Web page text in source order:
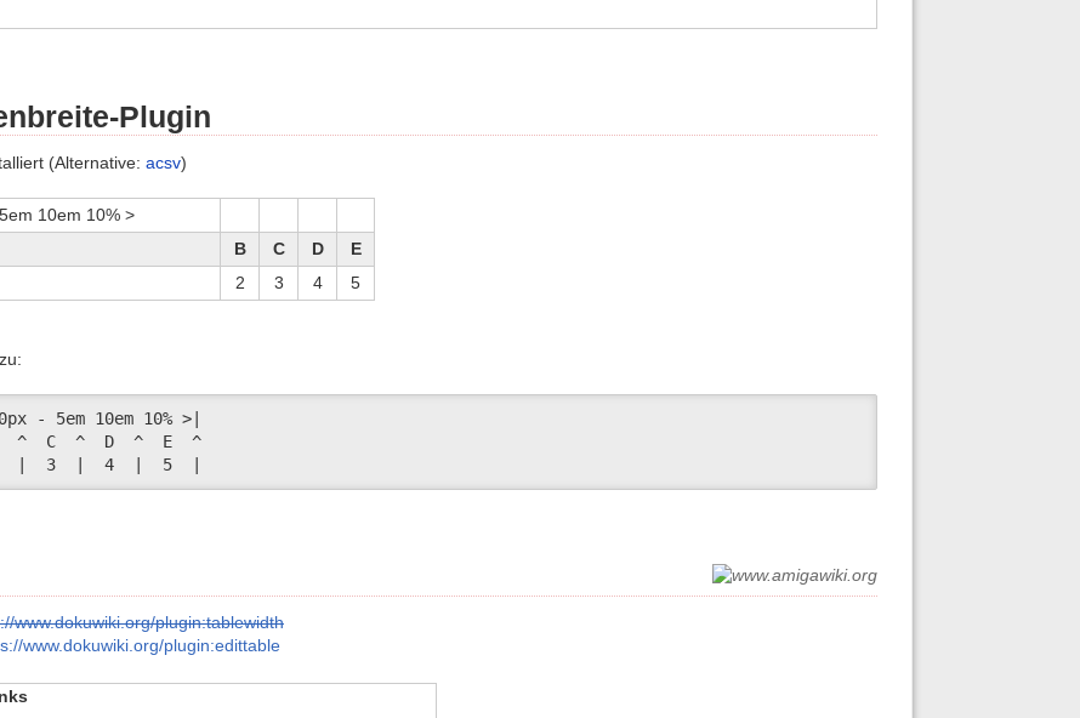
Plugin
(Alternative: acsv)
10em 10% >
B C D
E
2 3 4 5
- 5em 10em 10% >|
^  C  ^  D  ^  E  ^
|  3  |  4  |  5  |
www.dokuwiki.org/plugin:tablewidth
www.dokuwiki.org/plugin:edittable